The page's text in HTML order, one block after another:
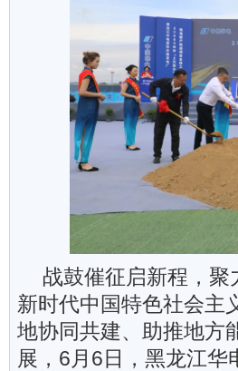
战鼓催征启新程，
新时代中国特色社会主
地协同共建、助推地方
展，6月6日，黑龙江华